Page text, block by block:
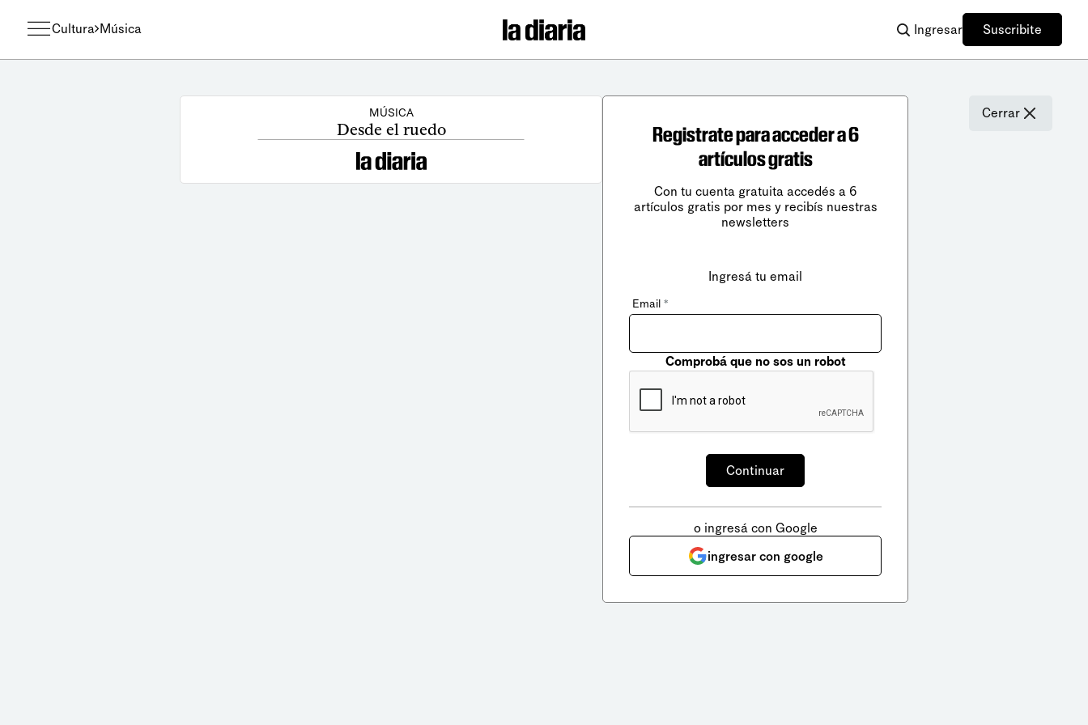
Cultura Música Ingresar Suscribite
MÚSICA
Desde el ruedo
Cerrar
Registrate para acceder a 6
artículos gratis
Con tu cuenta gratuita accedés a 6
artículos gratis por mes y recibís nuestras
newsletters
Ingresá tu email
Email *
Comprobá que no sos un robot
o ingresá con Google
ingresar con google